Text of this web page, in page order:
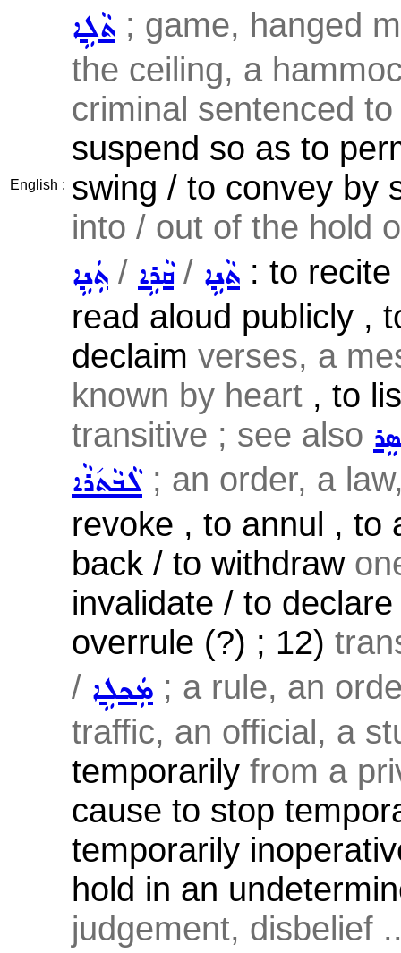
English :
ܬܵܠܹܐ ; game, hanged
the ceiling, a
criminal sentenced
suspend so as to
swing / to convey by
into / out of the hold
ܬܲܢܹܐ / ܩܵܪܹܐ/ ܬܵܢܹܐ : to
read aloud publicly ,
declaim verses, a
known by heart , to
transitive ; see also
ܠܵܒܵܬ݇ܪܵܐ; an order, a
revoke , to annul , to
back / to withdraw
invalidate / to
overrule (?) ; 12)
/ ܡܲܟܠܹܐ ; a rule, an
traffic, an official, a
temporarily from a
cause to stop
temporarily
hold in an
judgement, disbelief